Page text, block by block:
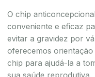
O chip
conveniente e eficaz
evitar a gravidez por
oferecemos orientação
chip para ajudá-la a
sua saúde reprodutiva.